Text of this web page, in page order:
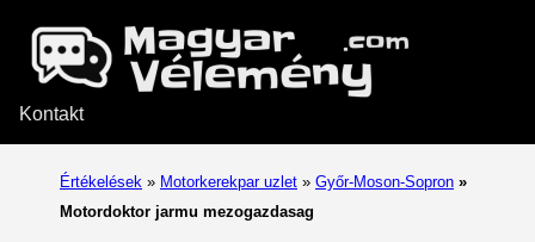
Kontakt
Értékelések » Motorkerekpar uzlet » Győr-Moson-Sopron »
Motordoktor jarmu mezogazdasag